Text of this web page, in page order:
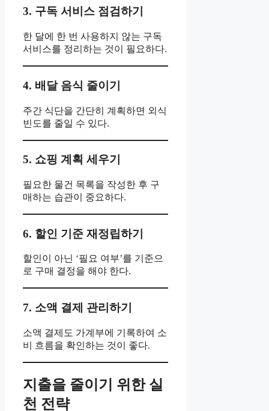
3. 구독 서비스 점검하기
한 달에 한 번 사용하지 않는 구독
서비스를 정리하는 것이 필요하다.
4. 배달 음식 줄이기
주간 식단을 간단히 계획하면 외식
빈도를 줄일 수 있다.
5. 쇼핑 계획 세우기
필요한 물건 목록을 작성한 후 구
매하는 습관이 중요하다.
6. 할인 기준 재정립하기
할인이 아닌 ‘필요 여부’를 기준으
로 구매 결정을 해야 한다.
7. 소액 결제 관리하기
소액 결제도 가계부에 기록하여 소
비 흐름을 확인하는 것이 좋다.
지출을 줄이기 위한 실
천 전략